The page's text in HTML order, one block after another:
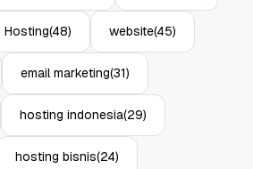
Hosting(48) website(45)
email marketing(31)
hosting indonesia(29)
hosting bisnis(24)